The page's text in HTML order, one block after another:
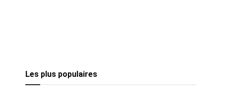
Les plus populaires